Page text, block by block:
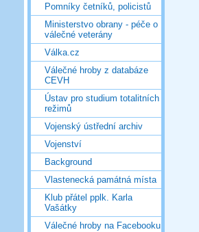
Pomníky četníků, policistů
Ministerstvo obrany - péče o
válečné veterány
Válka.cz
Válečné hroby z databáze
CEVH
Ústav pro studium totalitních
režimů
Vojenský ústřední archiv
Vojenství
Background
Vlastenecká památná místa
Klub přátel pplk. Karla
Vašátky
Válečné hroby na Facebooku